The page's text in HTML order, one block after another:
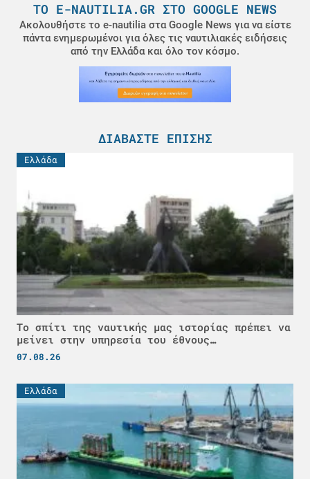
ΤΟ E-NAUTILIA.GR ΣΤΟ GOOGLE NEWS
Ακολουθήστε το e-nautilia στα Google News για να είστε
πάντα ενημερωμένοι για όλες τις ναυτιλιακές ειδήσεις
από την Ελλάδα και όλο τον κόσμο.
ΔΙΑΒΆΣΤΕ ΕΠΊΣΗΣ
Ελλάδα
Το σπίτι της ναυτικής μας ιστορίας πρέπει να
μείνει στην υπηρεσία του έθνους…
07.08.26
Ελλάδα